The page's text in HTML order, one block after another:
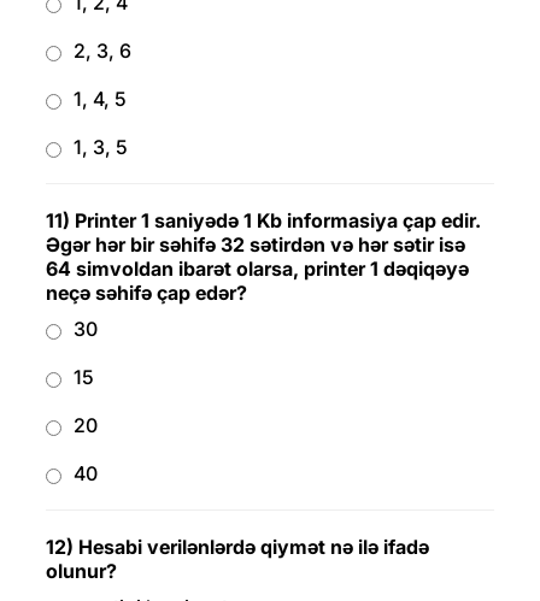
2, 3, 6
1, 4, 5
1, 3, 5
11) Printer 1 saniyədə 1 Kb informasiya çap edir.
Əgər hər bir səhifə 32 sətirdən və hər sətir isə
64 simvoldan ibarət olarsa, printer 1 dəqiqəyə
neçə səhifə çap edər?
30
15
20
40
12) Hesabi verilənlərdə qiymət nə ilə ifadə
olunur?